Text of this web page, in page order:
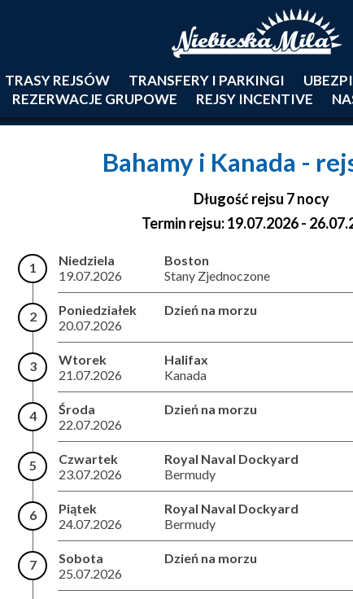
TRASY REJSÓW TRANSFERY I PARKINGI
REZERWACJE GRUPOWE
REJSY INCENTIVE
Bahamy i Kanada -
Długość rejsu 7 nocy
Termin rejsu: 19.07.2026 -
1
Niedziela
19.07.2026
Boston
Stany Zjednoczone
2
Poniedziałek
20.07.2026
Dzień na morzu
3
Wtorek
21.07.2026
Halifax
Kanada
4
Środa
22.07.2026
Dzień na morzu
5
Czwartek
23.07.2026
Royal Naval Dockyard
Bermudy
6
Piątek
24.07.2026
Royal Naval Dockyard
Bermudy
7
Sobota
25.07.2026
Dzień na morzu